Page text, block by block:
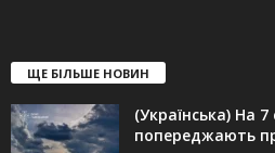
ЩЕ БІЛЬШЕ НОВИН
(Українська) На
попереджають